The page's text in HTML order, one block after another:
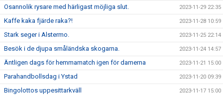
Osannolik rysare med härligast möjliga slut. 2023-11-29 22:35
Kaffe kaka fjärde raka?! 2023-11-28 10:59
Stark seger i Alstermo. 2023-11-25 22:14
Besök i de djupa småländska skogarna. 2023-11-24 14:57
Äntligen dags för hemmamatch igen för damerna 2023-11-21 15:00
Parahandbollsdag i Ystad 2023-11-20 09:39
Bingolottos uppesittarkväll 2023-11-17 15:00